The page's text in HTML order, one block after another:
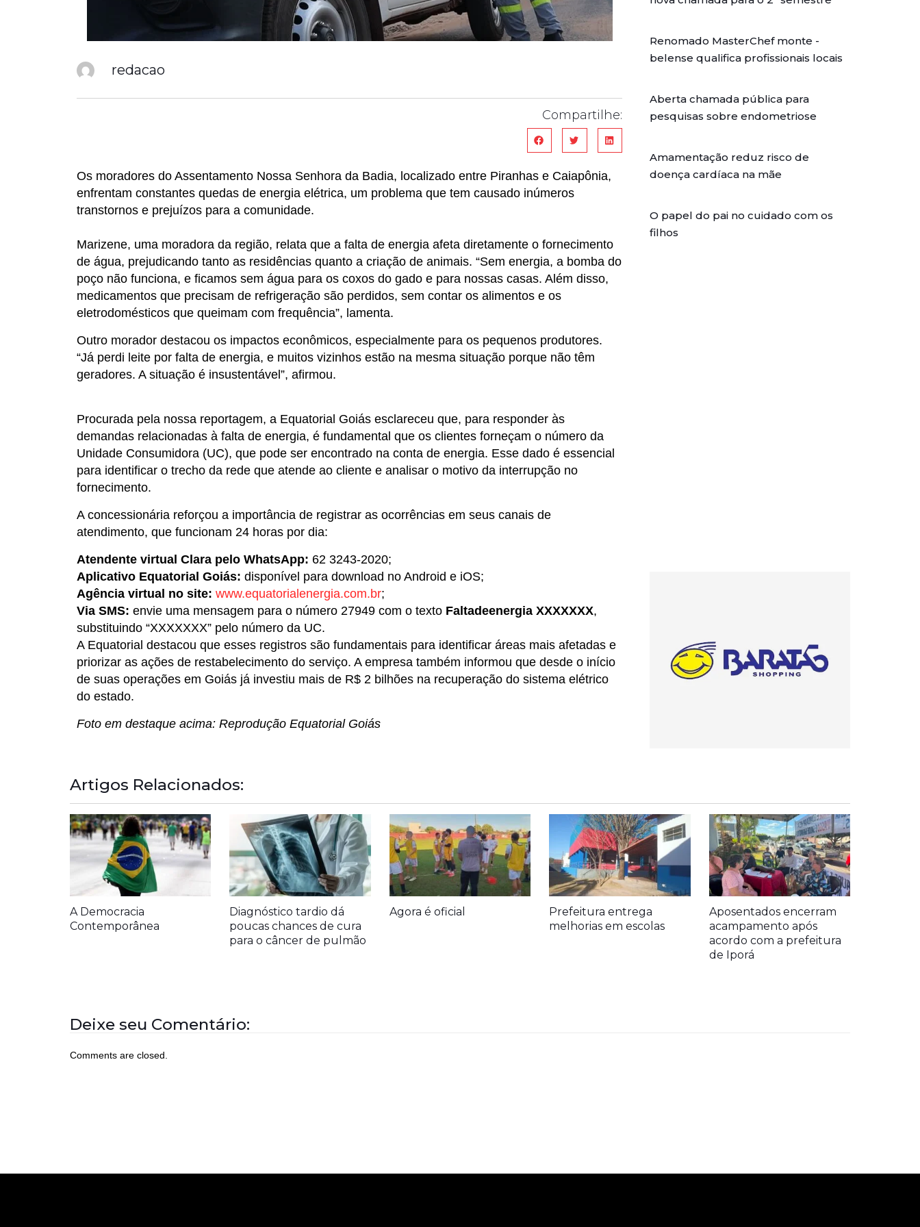
redacao
Compartilhe:
Os moradores do Assentamento Nossa Senhora da Badia, localizado entre Piranhas e Caiapônia,
enfrentam constantes quedas de energia elétrica, um problema que tem causado inúmeros
transtornos e prejuízos para a comunidade.
Marizene, uma moradora da região, relata que a falta de energia afeta diretamente o fornecimento
de água, prejudicando tanto as residências quanto a criação de animais. “Sem energia, a bomba do
poço não funciona, e ficamos sem água para os coxos do gado e para nossas casas. Além disso,
medicamentos que precisam de refrigeração são perdidos, sem contar os alimentos e os
eletrodomésticos que queimam com frequência”, lamenta.
Outro morador destacou os impactos econômicos, especialmente para os pequenos produtores.
“Já perdi leite por falta de energia, e muitos vizinhos estão na mesma situação porque não têm
geradores. A situação é insustentável”, afirmou.
Procurada pela nossa reportagem, a Equatorial Goiás esclareceu que, para responder às
demandas relacionadas à falta de energia, é fundamental que os clientes forneçam o número da
Unidade Consumidora (UC), que pode ser encontrado na conta de energia. Esse dado é essencial
para identificar o trecho da rede que atende ao cliente e analisar o motivo da interrupção no
fornecimento.
A concessionária reforçou a importância de registrar as ocorrências em seus canais de
atendimento, que funcionam 24 horas por dia:
Atendente virtual Clara pelo WhatsApp: 62 3243-2020;
Aplicativo Equatorial Goiás: disponível para download no Android e iOS;
Agência virtual no site: www.equatorialenergia.com.br;
Via SMS: envie uma mensagem para o número 27949 com o texto Faltadeenergia XXXXXXX,
substituindo “XXXXXXX” pelo número da UC.
A Equatorial destacou que esses registros são fundamentais para identificar áreas mais afetadas e
priorizar as ações de restabelecimento do serviço. A empresa também informou que desde o início
de suas operações em Goiás já investiu mais de R$ 2 bilhões na recuperação do sistema elétrico
do estado.
Foto em destaque acima: Reprodução Equatorial Goiás
Renomado MasterChef monte -
belense qualifica profissionais locais
Aberta chamada pública para
pesquisas sobre endometriose
Amamentação reduz risco de
doença cardíaca na mãe
O papel do pai no cuidado com os
filhos
Artigos Relacionados:
A Democracia
Contemporânea
Diagnóstico tardio dá
poucas chances de cura
para o câncer de pulmão
Agora é oficial
Prefeitura entrega
melhorias em escolas
Aposentados encerram
acampamento após
acordo com a prefeitura
de Iporá
Deixe seu Comentário:
Comments are closed.